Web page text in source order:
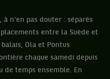
n’en pas douter : séparés
entre la Suède et
Ola et Pontus
chaque samedi depuis
de temps ensemble. En